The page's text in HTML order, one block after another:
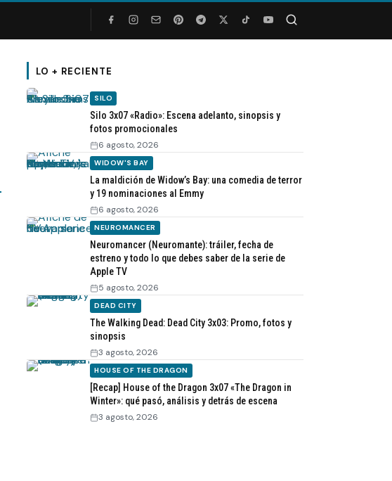
LO + RECIENTE
SILO
Silo 3x07 «Radio»: Escena adelanto, sinopsis y
fotos promocionales
6 agosto, 2026
WIDOW'S BAY
La maldición de Widow’s Bay: una comedia de terror
y 19 nominaciones al Emmy
6 agosto, 2026
NEUROMANCER
Neuromancer (Neuromante): tráiler, fecha de
estreno y todo lo que debes saber de la serie de
Apple TV
5 agosto, 2026
DEAD CITY
The Walking Dead: Dead City 3x03: Promo, fotos y
sinopsis
3 agosto, 2026
HOUSE OF THE DRAGON
[Recap] House of the Dragon 3x07 «The Dragon in
Winter»: qué pasó, análisis y detrás de escena
3 agosto, 2026